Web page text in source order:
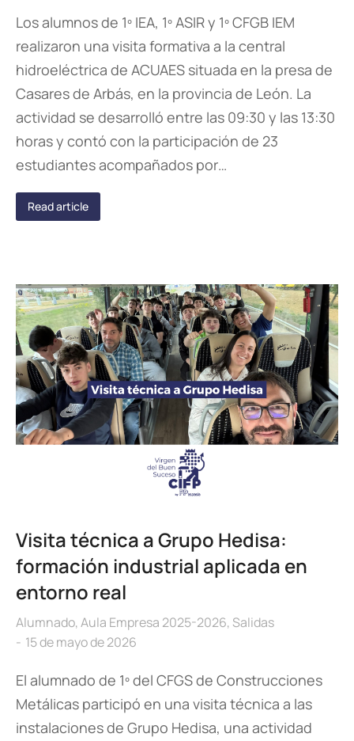
Los alumnos de 1º IEA, 1º ASIR y 1º CFGB IEM
realizaron una visita formativa a la central
hidroeléctrica de ACUAES situada en la presa de
Casares de Arbás, en la provincia de León. La
actividad se desarrolló entre las 09:30 y las 13:30
horas y contó con la participación de 23
estudiantes acompañados por…
Read article
Visita técnica a Grupo Hedisa:
formación industrial aplicada en
entorno real
Alumnado,Aula Empresa 2025-2026,Salidas
15 de mayo de 2026
El alumnado de 1º del CFGS de Construcciones
Metálicas participó en una visita técnica a las
instalaciones de Grupo Hedisa, una actividad